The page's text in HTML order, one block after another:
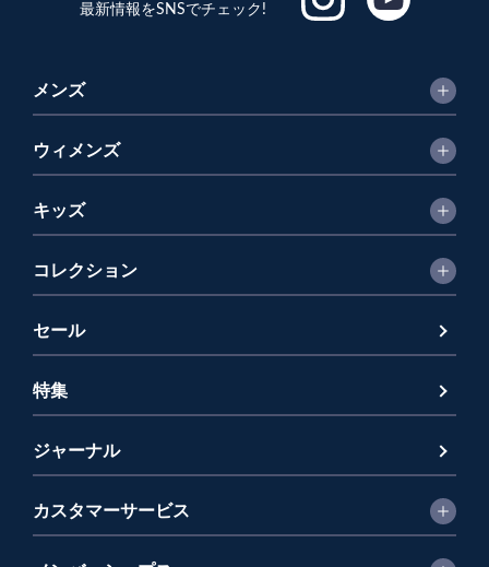
最新情報をSNSでチェック!
メンズ
ウィメンズ
キッズ
コレクション
セール
特集
ジャーナル
カスタマーサービス